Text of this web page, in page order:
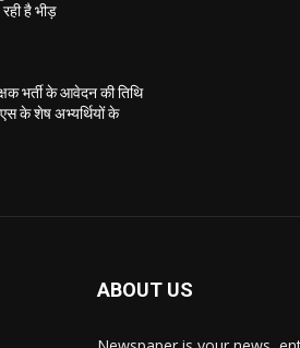
है भीड़
भर्ती के आवेदन की तिथि
के शेष अभ्यर्थियों के
ABOUT US